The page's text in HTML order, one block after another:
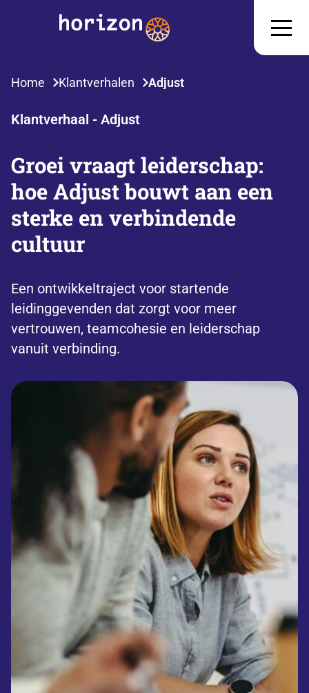
Home Klantverhalen Adjust
Klantverhaal - Adjust
Groei vraagt leiderschap:
hoe Adjust bouwt aan een
sterke en verbindende
cultuur
Een ontwikkeltraject voor startende
leidinggevenden dat zorgt voor meer
vertrouwen, teamcohesie en leiderschap
vanuit verbinding.